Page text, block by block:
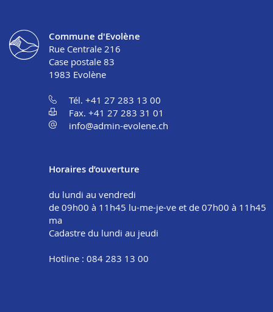
Commune d'Evolène
Rue Centrale 216
Case postale 83
1983 Evolène
Tél. +41 27 283 13 00
Fax. +41 27 283 31 01
info@admin-evolene.ch
Horaires d’ouverture
du lundi au vendredi
de 09h00 à 11h45 lu-me-je-ve et de 07h00 à 11h45
ma
Cadastre du lundi au jeudi
Hotline : 084 283 13 00